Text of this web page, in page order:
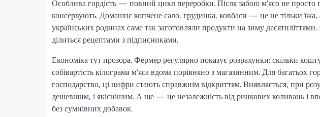
Особлива гордість — повний цикл переробки. Після забою м’ясо не просто
консервують. Домашнє копчене сало, грудинка, ковбаси — це не тільки їжа,
українських родинах саме так заготовляли продукти на зиму десятиліттями.
ділиться рецептами з підписниками.
Економіка тут прозора. Фермер регулярно показує розрахунки: скільки
собівартість кілограма м’яса вдома порівняно з магазинним. Для багатьох
господарство, ці цифри стають справжнім відкриттям. Виявляється, при
дешевшим, і якіснішим. А ще — це незалежність від ринкових коливань і
без сумнівних добавок.